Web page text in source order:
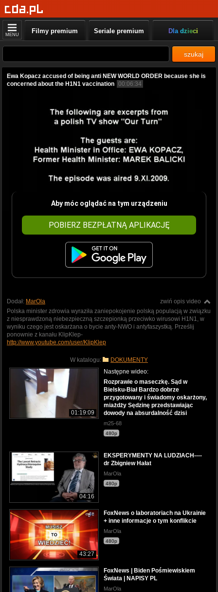
MENU Filmy premium Seriale premium Dla dzieci
szukaj
Ewa Kopacz accused of being anti NEW WORLD ORDER because she is
concerned about the H1N1 vaccination 00:06:34
Aby móc oglądać na tym urządzeniu
POBIERZ BEZPŁATNĄ APLIKACJĘ
zwiń opis video
Dodał: MarOla
Polska minister zdrowia wyraziła zaniepokojenie polską populacją w związku
z niesprawdzoną niebezpieczną szczepionką przeciwko wirusowi H1N1, w
wyniku czego jest oskarżana o bycie anty-NWO i antyfaszystką. Prześlij
ponownie z kanału KlipKlep-
http://www.youtube.com/user/KlipKlep
W katalogu: DOKUMENTY
01:19:09
Następne wideo:
Rozprawie o maseczkę. Sąd w
Bielsku-Biał Bardzo dobrze
przygotowany i świadomy oskarżony,
miażdży Sędzinę przedstawiając
dowody na absurdalność dzisi
m25-68
480p
04:16
EKSPERYMENTY NA LUDZIACH----
dr Zbigniew Hałat
MarOla
480p
43:27
FoxNews o laboratoriach na Ukrainie
+ inne informacje o tym konflikcie
MarOla
480p
FoxNews | Biden Pośmiewiskiem
Świata | NAPISY PL
MarOla